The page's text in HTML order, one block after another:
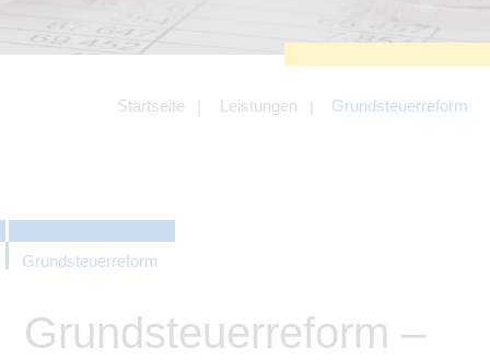
Startseite Leistungen Grundsteuerreform
Grundsteuerreform
Grundsteuerreform –
Angebotes einschließlich der
Angeboten von z.B. Facebook und
LinkedIn.
können.